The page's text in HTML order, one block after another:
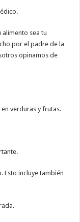
alimento sea tu
por el padre de la
opinamos de
verduras y frutas.
Esto incluye también